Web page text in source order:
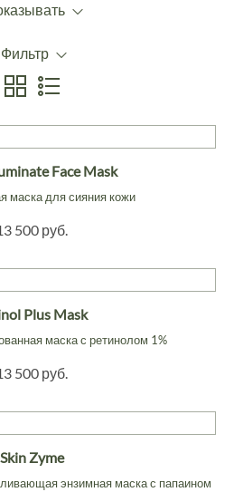
Фильтр
Face Mask
маска для сияния кожи
500 руб.
Plus Mask
маска с ретинолом 1%
500 руб.
Skin Zyme
энзимная маска с папаином